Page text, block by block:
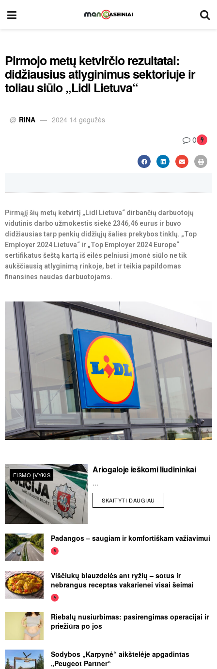
Pirmojo metų ketvirčio rezultatai:
didžiausius atlyginimus sektoriuje ir
toliau siūlo „Lidl Lietuva“
@ RINA 2024 14 gegužės
0
Pirmąjį šių metų ketvirtį „Lidl Lietuva“ dirbančių darbuotojų
vidutinis darbo užmokestis siekė 2346,46 eurus ir buvo
didžiausias tarp penkių didžiųjų šalies prekybos tinklų. „Top
Employer 2024 Lietuva“ ir „Top Employer 2024 Europe“
sertifikatus šeštą kartą iš eilės pelniusi įmonė siūlo ne tik
aukščiausią atlyginimą rinkoje, bet ir teikia papildomas
finansines naudas darbuotojams.
EISMO ĮVYKIS Ariogaloje ieškomi liudininkai
...
SKAITYTI DAUGIAU
Padangos – saugiam ir komfortiškam važiavimui
Viščiukų blauzdelės ant ryžių – sotus ir
nebrangus receptas vakarienei visai šeimai
Riebalų nusiurbimas: pasirengimas operacijai ir
priežiūra po jos
Sodybos „Karpynė“ aikštelėje apgadintas
„Peugeot Partner“